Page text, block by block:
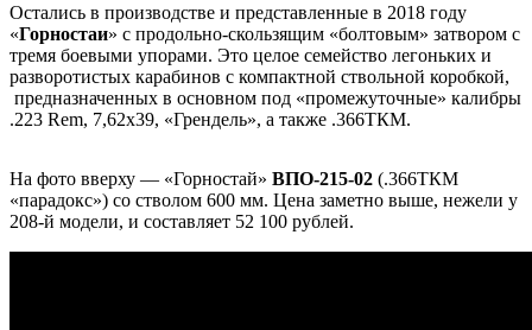
Остались в производстве и представленные в 2018 году
«Горностаи» с продольно-скользящим «болтовым» затвором с
тремя боевыми упорами. Это целое семейство легоньких и
разворотистых карабинов с компактной ствольной коробкой,
предназначенных в основном под «промежуточные» калибры
.223 Rem, 7,62х39, «Грендель», а также .366ТКМ.
На фото вверху — «Горностай» ВПО-215-02 (.366ТКМ
«парадокс») со стволом 600 мм. Цена заметно выше, нежели у
208-й модели, и составляет 52 100 рублей.